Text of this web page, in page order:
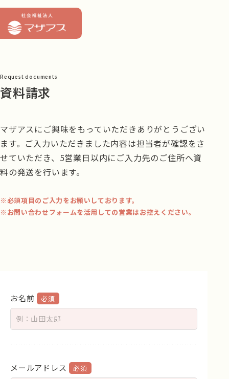
Request documents
資料請求
マザアスにご興味をもっていただきありがとうござい
ます。 ご入力いただきました内容は担当者が確認をさ
せていただき、 5営業日以内にご入力先のご住所へ資
料の発送を行います。
必須項目のご入力をお願いしております。
お問い合わせフォームを活用しての営業はお控えください。
お名前
メールアドレス